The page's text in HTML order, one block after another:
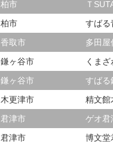
柏市
Ｔ
柏市
すばる
香取市
多田屋
鎌ヶ谷市
くま
鎌ヶ谷市
すばる
木更津市
精文館
君津市
ゲオ君
君津市
博文堂